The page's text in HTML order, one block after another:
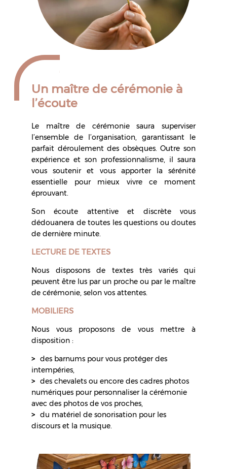
Un maître de cérémonie à
l’écoute
Le maître de cérémonie saura superviser
l’ensemble de l’organisation, garantissant le
parfait déroulement des obsèques. Outre son
expérience et son professionnalisme, il saura
vous soutenir et vous apporter la sérénité
essentielle pour mieux vivre ce moment
éprouvant.
Son écoute attentive et discrète vous
dédouanera de toutes les questions ou doutes
de dernière minute.
LECTURE DE TEXTES
Nous disposons de textes très variés qui
peuvent être lus par un proche ou par le maître
de cérémonie, selon vos attentes.
MOBILIERS
Nous vous proposons de vous mettre à
disposition :
des barnums pour vous protéger des
intempéries,
des chevalets ou encore des cadres photos
numériques pour personnaliser la cérémonie
avec des photos de vos proches,
du matériel de sonorisation pour les
discours et la musique.